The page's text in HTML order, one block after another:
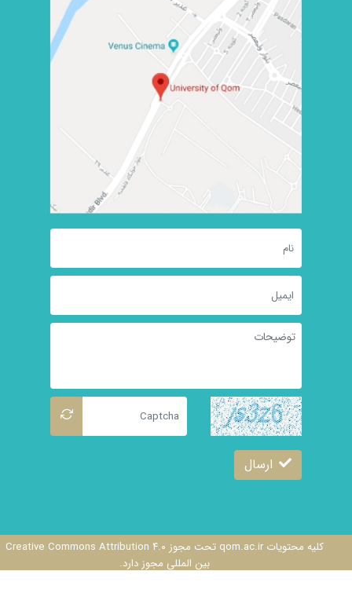
ارسال
کلیه محتویات qom.ac.ir تحت مجوز Creative Commons Attribution ۴.۰
بین المللی مجوز دارد.